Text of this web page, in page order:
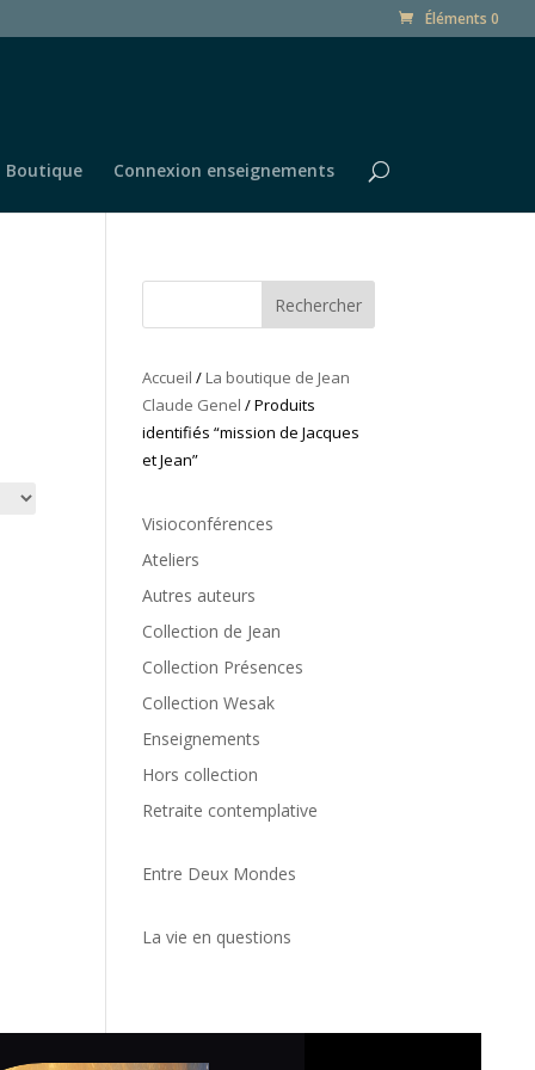
Éléments 0
Boutique Connexion enseignements
Rechercher
Accueil / La boutique de Jean
Claude Genel / Produits
identifiés “mission de Jacques
et Jean”
Visioconférences
Ateliers
Autres auteurs
Collection de Jean
Collection Présences
Collection Wesak
Enseignements
Hors collection
Retraite contemplative
Entre Deux Mondes
La vie en questions